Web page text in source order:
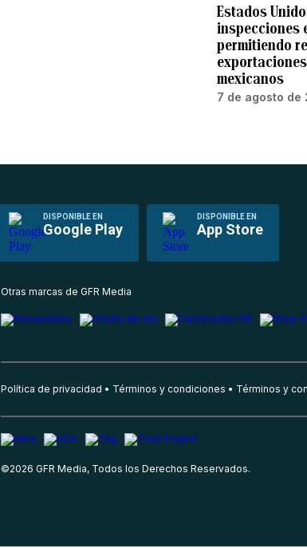
Estados
inspecciones
permitiendo
mexicanos
7 de agosto de
DISPONIBLE EN
Google Play
DISPONIBLE EN
App Store
Otras marcas de GFR Media
Política de privacidad Términos y condiciones Términos y
©2026 GFR Media, Todos los Derechos Reservados.